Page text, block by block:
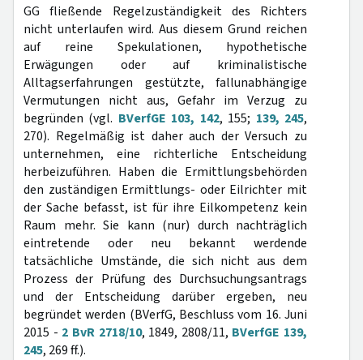
GG fließende Regelzuständigkeit des Richters
nicht unterlaufen wird. Aus diesem Grund reichen
auf reine Spekulationen, hypothetische
Erwägungen oder auf kriminalistische
Alltagserfahrungen gestützte, fallunabhängige
Vermutungen nicht aus, Gefahr im Verzug zu
begründen (vgl. BVerfGE 103, 142, 155; 139, 245,
270). Regelmäßig ist daher auch der Versuch zu
unternehmen, eine richterliche Entscheidung
herbeizuführen. Haben die Ermittlungsbehörden
den zuständigen Ermittlungs- oder Eilrichter mit
der Sache befasst, ist für ihre Eilkompetenz kein
Raum mehr. Sie kann (nur) durch nachträglich
eintretende oder neu bekannt werdende
tatsächliche Umstände, die sich nicht aus dem
Prozess der Prüfung des Durchsuchungsantrags
und der Entscheidung darüber ergeben, neu
begründet werden (BVerfG, Beschluss vom 16. Juni
2015 - 2 BvR 2718/10, 1849, 2808/11, BVerfGE 139,
245, 269 ff.).